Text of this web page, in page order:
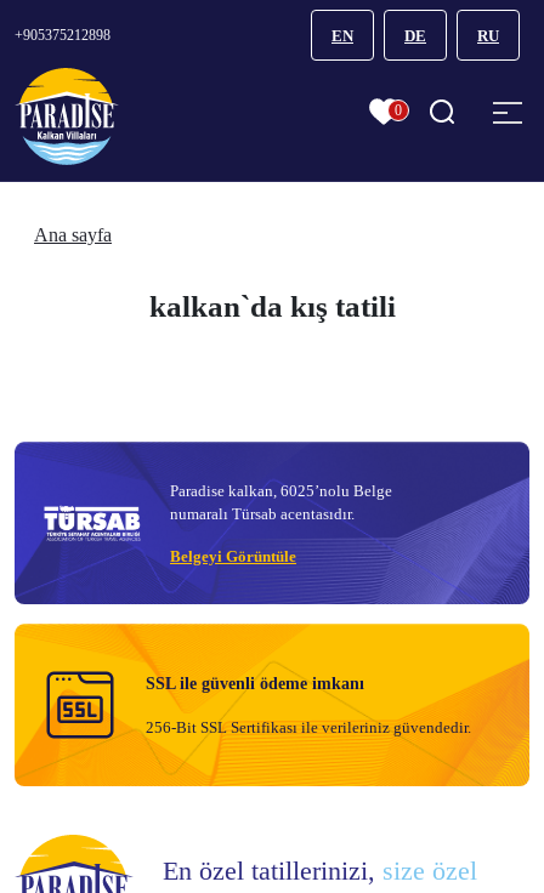
+905375212898 EN DE RU
0
Ana sayfa
kalkan`da kış tatili
Paradise kalkan, 6025’nolu Belge
numaralı Türsab acentasıdır.
Belgeyi Görüntüle
SSL ile güvenli ödeme imkanı
256-Bit SSL Sertifikası ile verileriniz güvendedir.
En özel tatillerinizi, size özel